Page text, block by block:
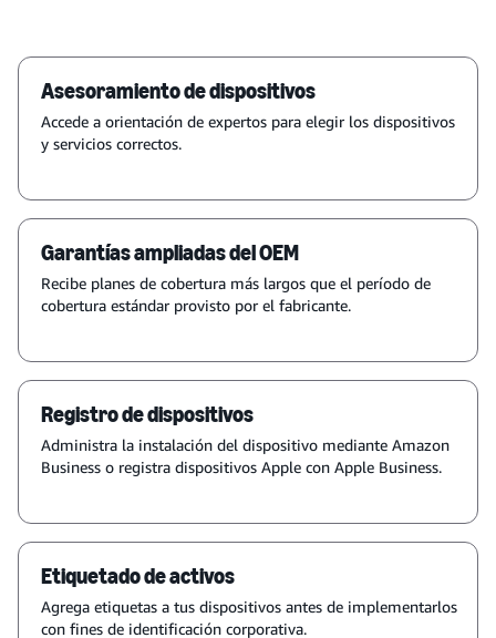
Asesoramiento de dispositivos
Accede a orientación de expertos para elegir los dispositivos
y servicios correctos.
Garantías ampliadas del OEM
Recibe planes de cobertura más largos que el período de
cobertura estándar provisto por el fabricante.
Registro de dispositivos
Administra la instalación del dispositivo mediante Amazon
Business o registra dispositivos Apple con Apple Business.
Etiquetado de activos
Agrega etiquetas a tus dispositivos antes de implementarlos
con fines de identificación corporativa.